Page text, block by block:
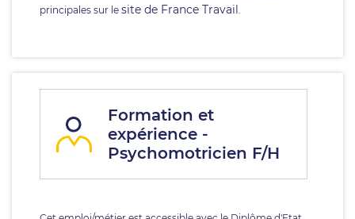
principales sur le site de France Travail.
Formation et
expérience -
Psychomotricien F/H